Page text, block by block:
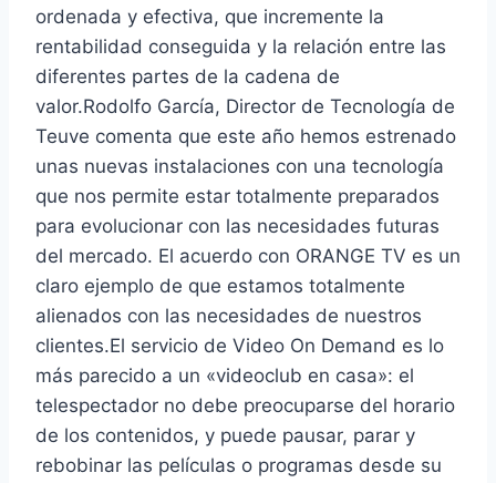
ordenada y efectiva, que incremente la
rentabilidad conseguida y la relación entre las
diferentes partes de la cadena de
valor.Rodolfo García, Director de Tecnología de
Teuve comenta que este año hemos estrenado
unas nuevas instalaciones con una tecnología
que nos permite estar totalmente preparados
para evolucionar con las necesidades futuras
del mercado. El acuerdo con ORANGE TV es un
claro ejemplo de que estamos totalmente
alienados con las necesidades de nuestros
clientes.El servicio de Video On Demand es lo
más parecido a un «videoclub en casa»: el
telespectador no debe preocuparse del horario
de los contenidos, y puede pausar, parar y
rebobinar las películas o programas desde su